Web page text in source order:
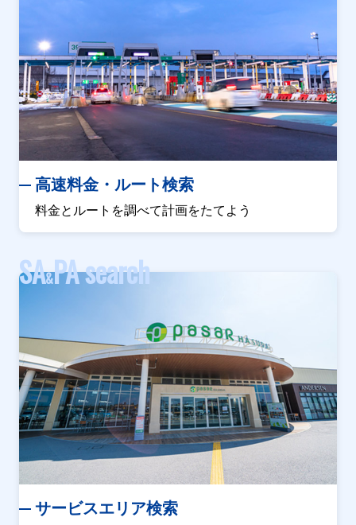
高速料金・ルート検索
料金とルートを調べて計画をたてよう
SA&PA search
サービスエリア検索